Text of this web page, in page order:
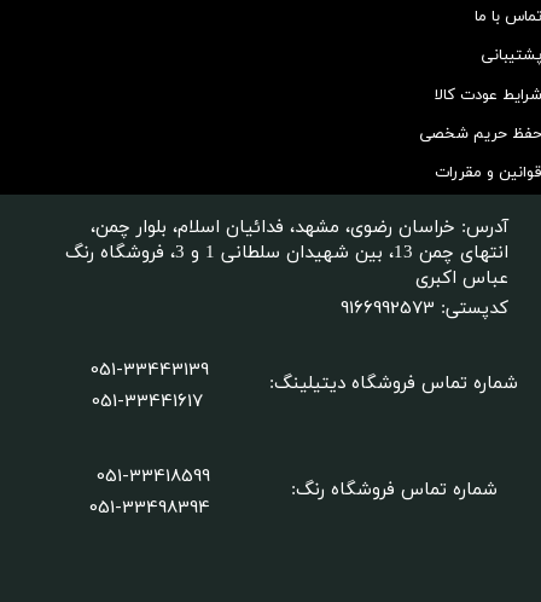
تماس با ما
پشتیبانی
شرایط عودت کالا
حفظ حریم شخصی
قوانین و مقررات
شماره تماس فروشگاه دیتیلینگ:
051-33443139
051-33441617
آدرس: خراسان رضوی، مشهد، فدائیان اسلام، بلوار چمن،
انتهای چمن 13، بین شهیدان سلطانی 1 و 3، فروشگاه رنگ
عباس اکبری
کدپستی: 9166992573
شماره تماس فروشگاه رنگ:
051-33418599
​​​​​​​051-33498394